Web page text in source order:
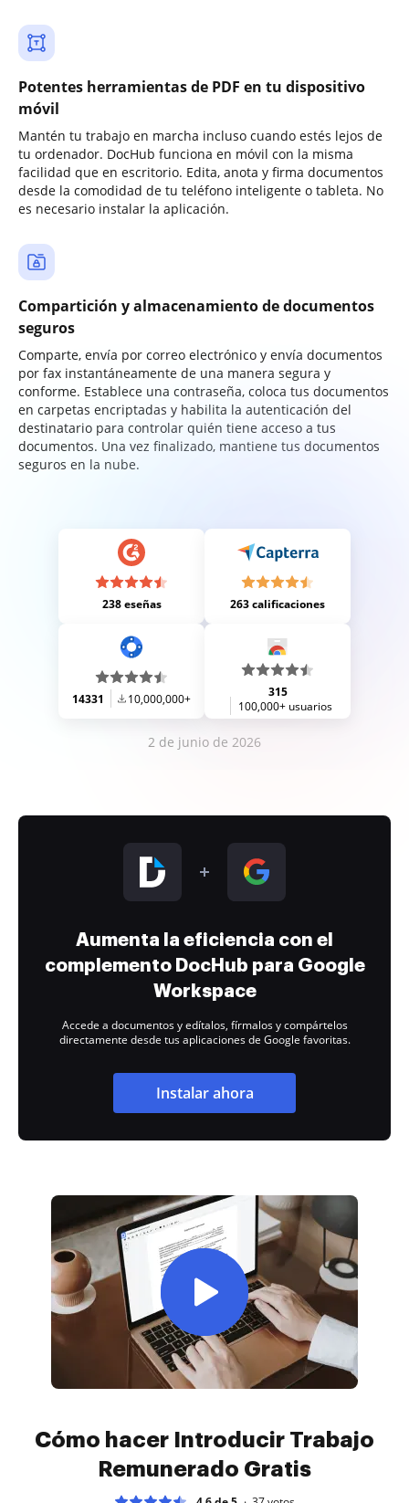
Potentes herramientas de PDF en tu dispositivo
móvil
Mantén tu trabajo en marcha incluso cuando estés lejos de
tu ordenador. DocHub funciona en móvil con la misma
facilidad que en escritorio. Edita, anota y firma documentos
desde la comodidad de tu teléfono inteligente o tableta. No
es necesario instalar la aplicación.
Compartición y almacenamiento de documentos
seguros
Comparte, envía por correo electrónico y envía documentos
por fax instantáneamente de una manera segura y
conforme. Establece una contraseña, coloca tus documentos
en carpetas encriptadas y habilita la autenticación del
destinatario para controlar quién tiene acceso a tus
documentos. Una vez finalizado, mantiene tus documentos
seguros en la nube.
238 eseñas 263 calificaciones
14331 10,000,000+
315
100,000+ usuarios
2 de junio de 2026
Aumenta la eficiencia con el
complemento DocHub para Google
Workspace
Accede a documentos y edítalos, fírmalos y compártelos
directamente desde tus aplicaciones de Google favoritas.
Instalar ahora
Cómo hacer Introducir Trabajo
Remunerado Gratis